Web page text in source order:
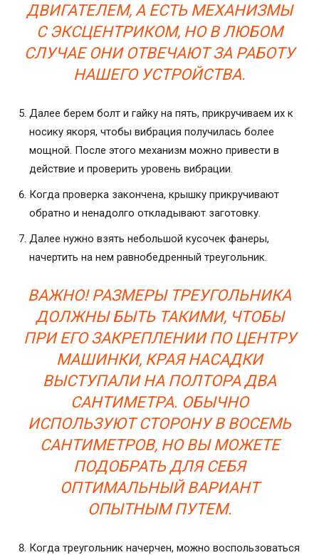
ДВИГАТЕЛЕМ, А ЕСТЬ МЕХАНИЗМЫ
С ЭКСЦЕНТРИКОМ, НО В ЛЮБОМ
СЛУЧАЕ ОНИ ОТВЕЧАЮТ ЗА РАБОТУ
НАШЕГО УСТРОЙСТВА.
Далее берем болт и гайку на пять, прикручиваем их к
носику якоря, чтобы вибрация получилась более
мощной. После этого механизм можно привести в
действие и проверить уровень вибрации.
Когда проверка закончена, крышку прикручивают
обратно и ненадолго откладывают заготовку.
Далее нужно взять небольшой кусочек фанеры,
начертить на нем равнобедренный треугольник.
ВАЖНО! РАЗМЕРЫ ТРЕУГОЛЬНИКА
ДОЛЖНЫ БЫТЬ ТАКИМИ, ЧТОБЫ
ПРИ ЕГО ЗАКРЕПЛЕНИИ ПО ЦЕНТРУ
МАШИНКИ, КРАЯ НАСАДКИ
ВЫСТУПАЛИ НА ПОЛТОРА ДВА
САНТИМЕТРА. ОБЫЧНО
ИСПОЛЬЗУЮТ СТОРОНУ В ВОСЕМЬ
САНТИМЕТРОВ, НО ВЫ МОЖЕТЕ
ПОДОБРАТЬ ДЛЯ СЕБЯ
ОПТИМАЛЬНЫЙ ВАРИАНТ
ОПЫТНЫМ ПУТЕМ.
Когда треугольник начерчен, можно воспользоваться